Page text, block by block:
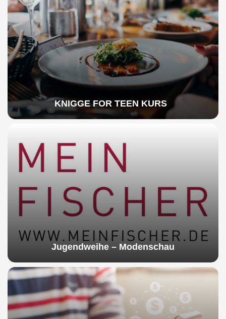
KNIGGE FOR TEEN KURS
Jugendweihe – Modenschau